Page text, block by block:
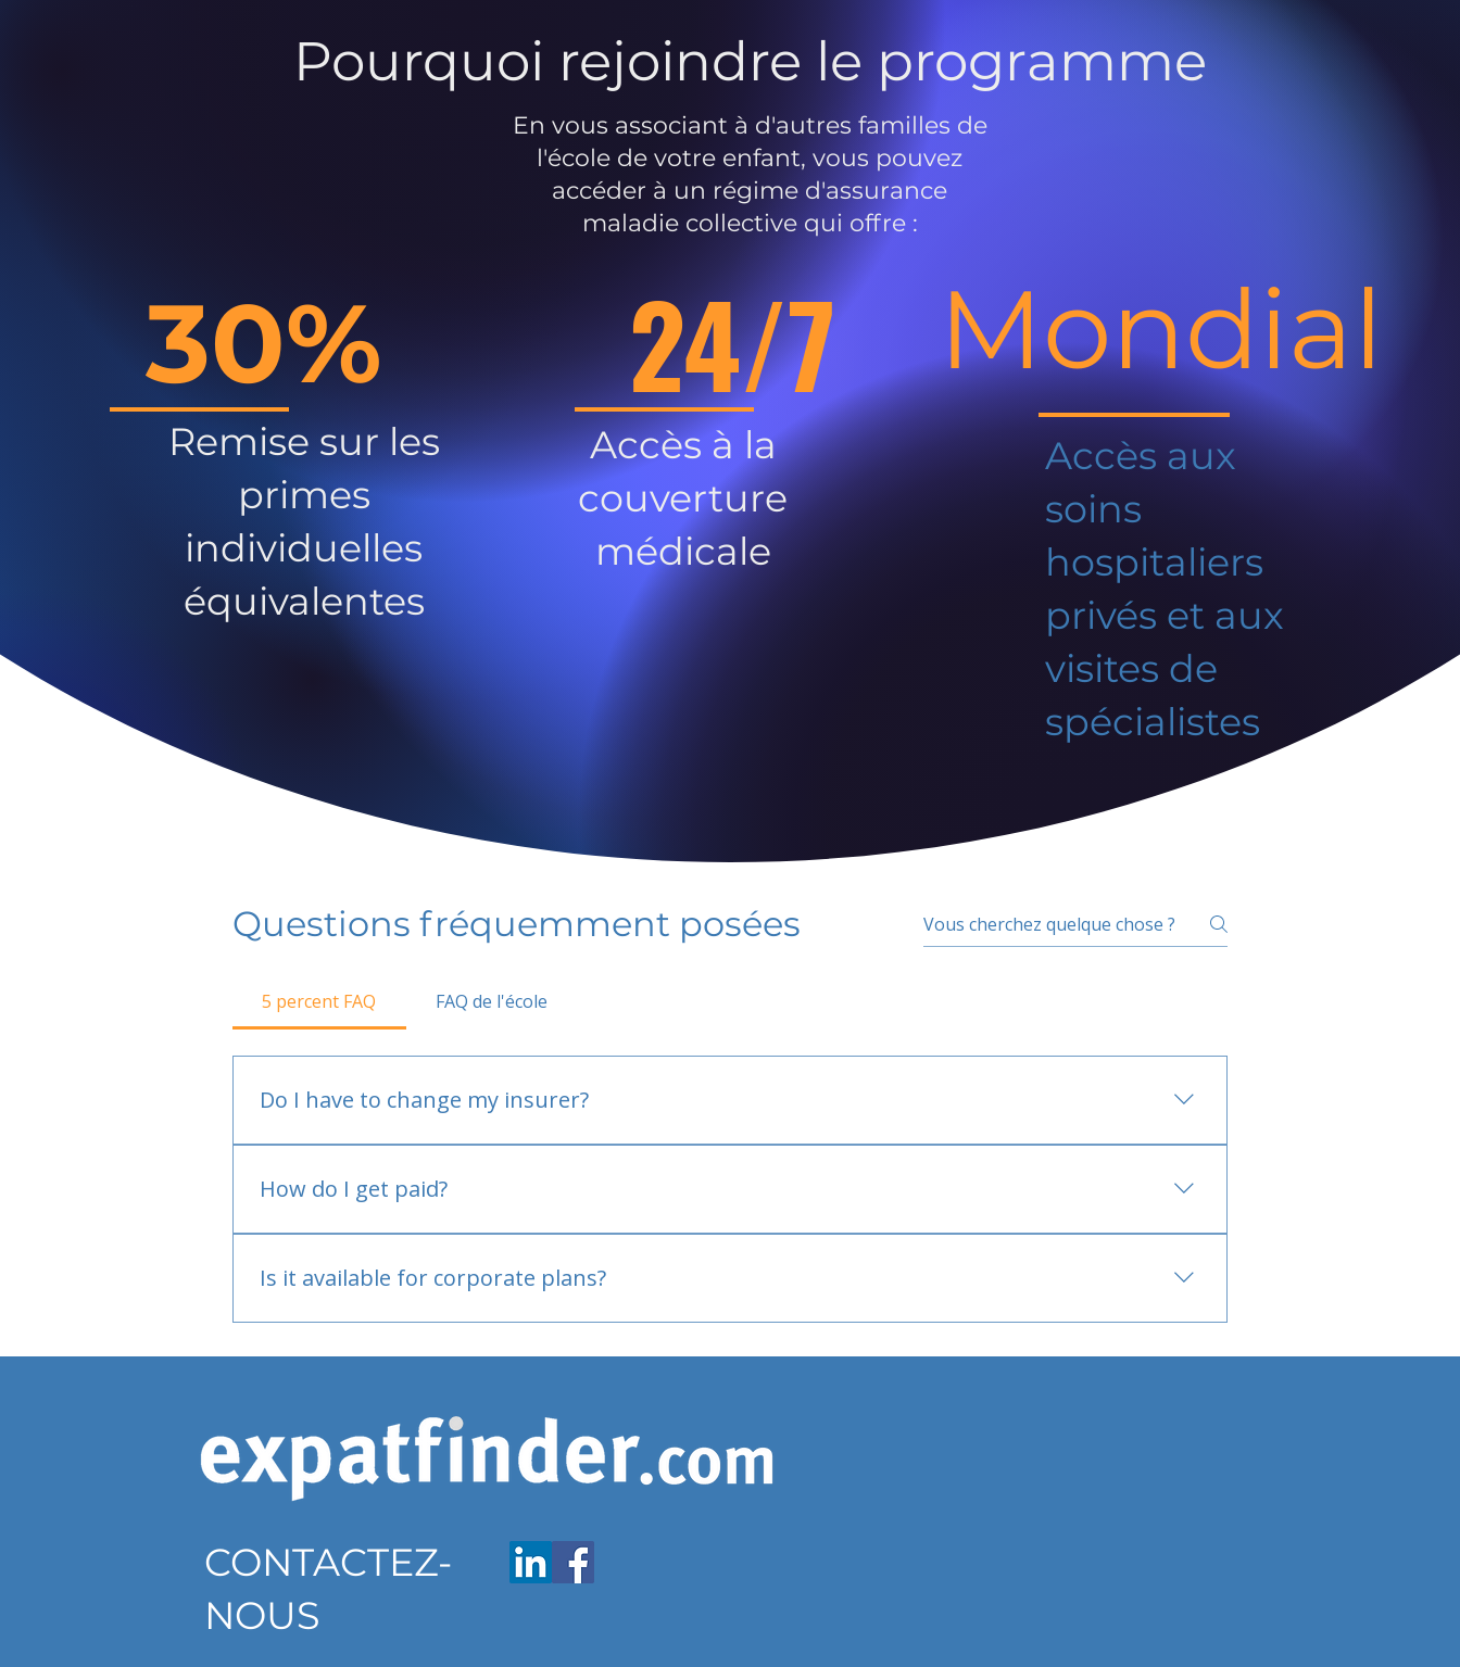
Pourquoi rejoindre le programme
En vous associant à d'autres familles de
l'école de votre enfant, vous pouvez
accéder à un régime d'assurance
maladie collective qui offre :
30%
Remise sur les
primes
individuelles
équivalentes
24/7
Accès à la
couverture
médicale
Mondial
Accès aux
soins
hospitaliers
privés et aux
visites de
spécialistes
Questions fréquemment posées
5 percent FAQ FAQ de l'école
Do I have to change my insurer?
How do I get paid?
Is it available for corporate plans?
CONTACTEZ-
NOUS